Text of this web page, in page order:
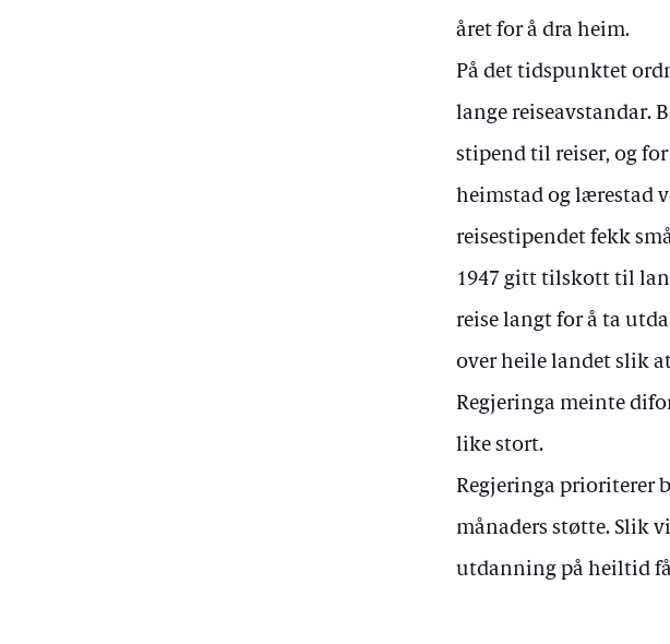
året for å dra heim.
På det tidspunktet
lange reiseavstandar.
stipend til reiser, og
heimstad og lærestad
reisestipendet fekk
1947 gitt tilskott til
reise langt for å ta
over heile landet slik
Regjeringa meinte
like stort.
Regjeringa prioriterer
månaders støtte. Slik
utdanning på heiltid få